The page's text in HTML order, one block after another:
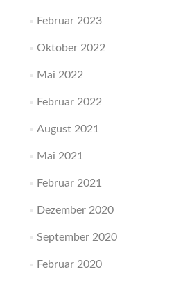
Februar 2023
Oktober 2022
Mai 2022
Februar 2022
August 2021
Mai 2021
Februar 2021
Dezember 2020
September 2020
Februar 2020